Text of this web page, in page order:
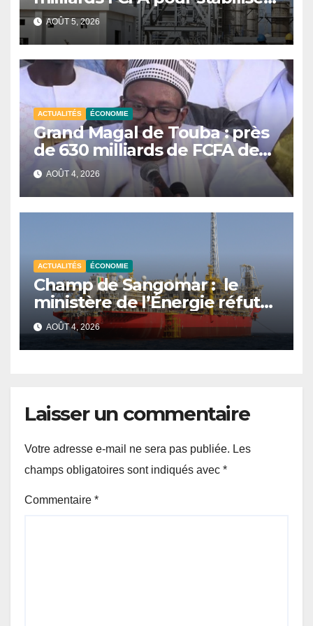
les prix de l’énergie en 2026
AOÛT 5, 2026
ACTUALITÉS ÉCONOMIE
Grand Magal de Touba : près
de 630 milliards de FCFA de
retombées économiques en
2026, selon Serigne Bassirou
Abdou Khadre
AOÛT 4, 2026
ACTUALITÉS ÉCONOMIE
Champ de Sangomar : le
ministère de l’Énergie réfute
les chiffres avancés sur les
revenus pétroliers
AOÛT 4, 2026
Laisser un commentaire
Votre adresse e-mail ne sera pas publiée. Les
champs obligatoires sont indiqués avec *
Commentaire *